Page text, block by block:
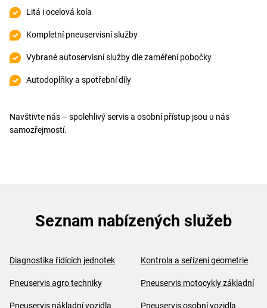
Litá i ocelová kola
Kompletní pneuservisní služby
Vybrané autoservisní služby dle zaměření pobočky
Autodoplňky a spotřební díly
Navštivte nás – spolehlivý servis a osobní přístup jsou u nás
samozřejmostí.
Seznam nabízených služeb
Diagnostika řídících jednotek Kontrola a seřízení geometrie
Pneuservis agro techniky Pneuservis motocykly základní
Pneuservis nákladní vozidla Pneuservis osobní vozidla